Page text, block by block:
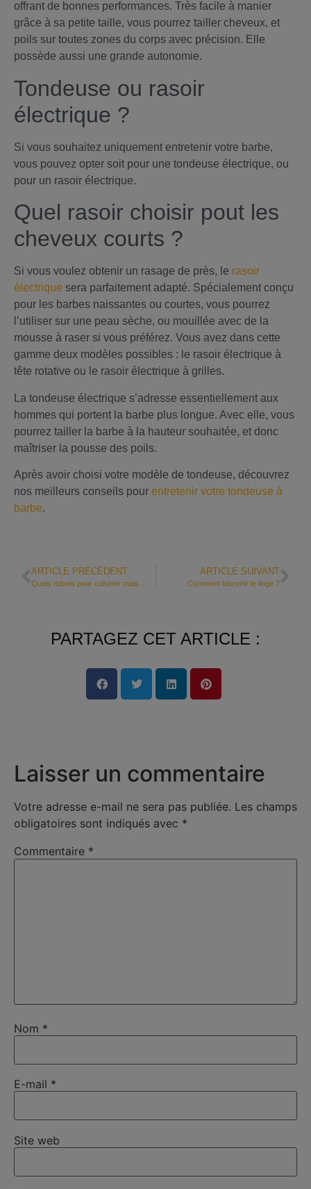
offrant de bonnes performances. Très facile à manier
grâce à sa petite taille, vous pourrez tailler cheveux, et
poils sur toutes zones du corps avec précision. Elle
possède aussi une grande autonomie.
Tondeuse ou rasoir
électrique ?
Si vous souhaitez uniquement entretenir votre barbe,
vous pouvez opter soit pour une tondeuse électrique, ou
pour un rasoir électrique.
Quel rasoir choisir pout les
cheveux courts ?
Si vous voulez obtenir un rasage de près, le rasoir
électrique sera parfaitement adapté. Spécialement conçu
pour les barbes naissantes ou courtes, vous pourrez
l’utiliser sur une peau sèche, ou mouillée avec de la
mousse à raser si vous préférez. Vous avez dans cette
gamme deux modèles possibles : le rasoir électrique à
tête rotative ou le rasoir électrique à grilles.
La tondeuse électrique s’adresse essentiellement aux
hommes qui portent la barbe plus longue. Avec elle, vous
pourrez tailler la barbe à la hauteur souhaitée, et donc
maîtriser la pousse des poils.
Après avoir choisi votre modèle de tondeuse, découvrez
nos meilleurs conseils pour entretenir votre tondeuse à
barbe.
ARTICLE PRÉCÉDENT ARTICLE SUIVANT
Comment blanchir le linge ?
PARTAGEZ CET ARTICLE :
Laisser un commentaire
Votre adresse e-mail ne sera pas publiée. Les champs
obligatoires sont indiqués avec *
Commentaire *
Nom *
E-mail *
Site web